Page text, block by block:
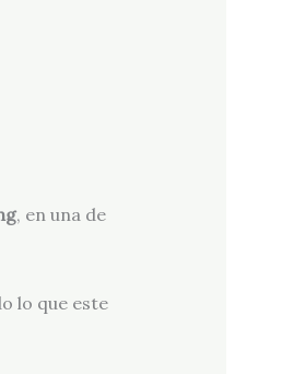
, en una de
lo que este